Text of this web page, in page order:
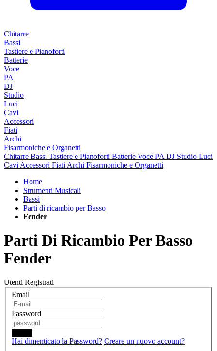
Chitarre
Bassi
Tastiere e Pianoforti
Batterie
Voce
PA
DJ
Studio
Luci
Cavi
Accessori
Fiati
Archi
Fisarmoniche e Organetti
Chitarre Bassi Tastiere e Pianoforti Batterie Voce PA DJ Studio Luci
Cavi Accessori Fiati Archi Fisarmoniche e Organetti
Home
Strumenti Musicali
Bassi
Parti di ricambio per Basso
Fender
Parti Di Ricambio Per Basso
Fender
Utenti Registrati
Email
Password
Hai dimenticato la Password? Creare un nuovo account?